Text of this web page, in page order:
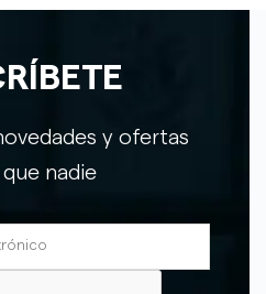
y ofertas
nadie